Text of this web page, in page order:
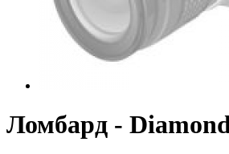
Ломбард -